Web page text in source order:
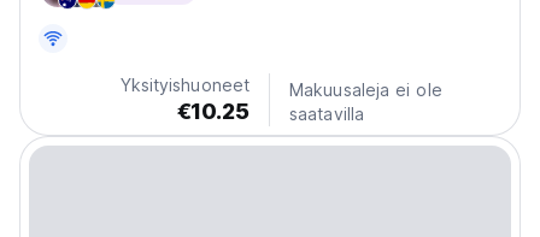
Yksityishuoneet
€10.25
Makuusaleja ei ole
saatavilla